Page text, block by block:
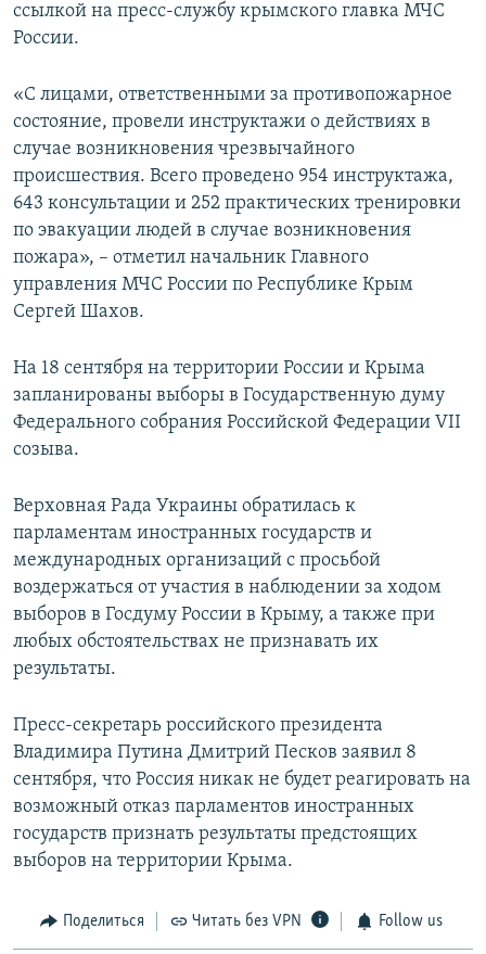
ссылкой на пресс-службу крымского главка МЧС
России.
«С лицами, ответственными за противопожарное
состояние, провели инструктажи о действиях в
случае возникновения чрезвычайного
происшествия. Всего проведено 954 инструктажа,
643 консультации и 252 практических тренировки
по эвакуации людей в случае возникновения
пожара», – отметил начальник Главного
управления МЧС России по Республике Крым
Сергей Шахов.
​На 18 сентября на территории России и Крыма
запланированы выборы в Государственную думу
Федерального собрания Российской Федерации VII
созыва.
Верховная Рада Украины обратилась к
парламентам иностранных государств и
международных организаций с просьбой
воздержаться от участия в наблюдении за ходом
выборов в Госдуму России в Крыму, а также при
любых обстоятельствах не признавать их
результаты.
Пресс-секретарь российского президента
Владимира Путина Дмитрий Песков заявил 8
сентября, что Россия никак не будет реагировать на
возможный отказ парламентов иностранных
государств признать результаты предстоящих
выборов на территории Крыма.
Поделиться Читать без VPN Follow us